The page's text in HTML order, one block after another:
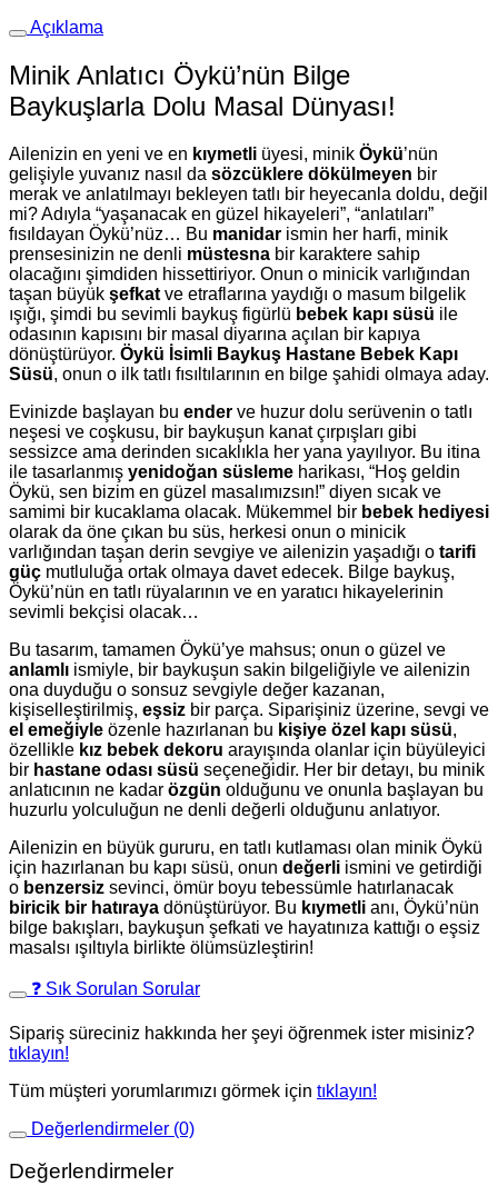
Açıklama
Minik Anlatıcı Öykü’nün Bilge
Baykuşlarla Dolu Masal Dünyası!
Ailenizin en yeni ve en kıymetli üyesi, minik Öykü’nün
gelişiyle yuvanız nasıl da sözcüklere dökülmeyen bir
merak ve anlatılmayı bekleyen tatlı bir heyecanla doldu, değil
mi? Adıyla “yaşanacak en güzel hikayeleri”, “anlatıları”
fısıldayan Öykü’nüz… Bu manidar ismin her harfi, minik
prensesinizin ne denli müstesna bir karaktere sahip
olacağını şimdiden hissettiriyor. Onun o minicik varlığından
taşan büyük şefkat ve etraflarına yaydığı o masum bilgelik
ışığı, şimdi bu sevimli baykuş figürlü bebek kapı süsü ile
odasının kapısını bir masal diyarına açılan bir kapıya
dönüştürüyor. Öykü İsimli Baykuş Hastane Bebek Kapı
Süsü, onun o ilk tatlı fısıltılarının en bilge şahidi olmaya aday.
Evinizde başlayan bu ender ve huzur dolu serüvenin o tatlı
neşesi ve coşkusu, bir baykuşun kanat çırpışları gibi
sessizce ama derinden sıcaklıkla her yana yayılıyor. Bu itina
ile tasarlanmış yenidoğan süsleme harikası, “Hoş geldin
Öykü, sen bizim en güzel masalımızsın!” diyen sıcak ve
samimi bir kucaklama olacak. Mükemmel bir bebek hediyesi
olarak da öne çıkan bu süs, herkesi onun o minicik
varlığından taşan derin sevgiye ve ailenizin yaşadığı o tarifi
güç mutluluğa ortak olmaya davet edecek. Bilge baykuş,
Öykü’nün en tatlı rüyalarının ve en yaratıcı hikayelerinin
sevimli bekçisi olacak…
Bu tasarım, tamamen Öykü’ye mahsus; onun o güzel ve
anlamlı ismiyle, bir baykuşun sakin bilgeliğiyle ve ailenizin
ona duyduğu o sonsuz sevgiyle değer kazanan,
kişiselleştirilmiş, eşsiz bir parça. Siparişiniz üzerine, sevgi ve
el emeğiyle özenle hazırlanan bu kişiye özel kapı süsü,
özellikle kız bebek dekoru arayışında olanlar için büyüleyici
bir hastane odası süsü seçeneğidir. Her bir detayı, bu minik
anlatıcının ne kadar özgün olduğunu ve onunla başlayan bu
huzurlu yolculuğun ne denli değerli olduğunu anlatıyor.
Ailenizin en büyük gururu, en tatlı kutlaması olan minik Öykü
için hazırlanan bu kapı süsü, onun değerli ismini ve getirdiği
o benzersiz sevinci, ömür boyu tebessümle hatırlanacak
biricik bir hatıraya dönüştürüyor. Bu kıymetli anı, Öykü’nün
bilge bakışları, baykuşun şefkati ve hayatınıza kattığı o eşsiz
masalsı ışıltıyla birlikte ölümsüzleştirin!
❓ Sık Sorulan Sorular
Sipariş süreciniz hakkında her şeyi öğrenmek ister misiniz?
tıklayın!
Tüm müşteri yorumlarımızı görmek için tıklayın!
Değerlendirmeler (0)
Değerlendirmeler